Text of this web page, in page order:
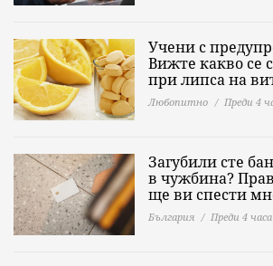
Учени с
Вижте какво се
при липса на
Любопитно Преди 4
Загубили сте
в чужбина?
ще ви спести
България Преди 4 часа